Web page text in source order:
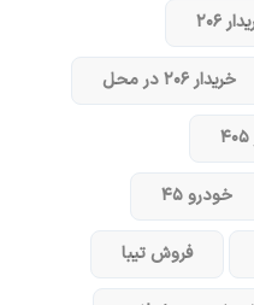
۲۰۶
خریدار ۲۰۶ در محل
خودرو ۴۵
فروش تیبا